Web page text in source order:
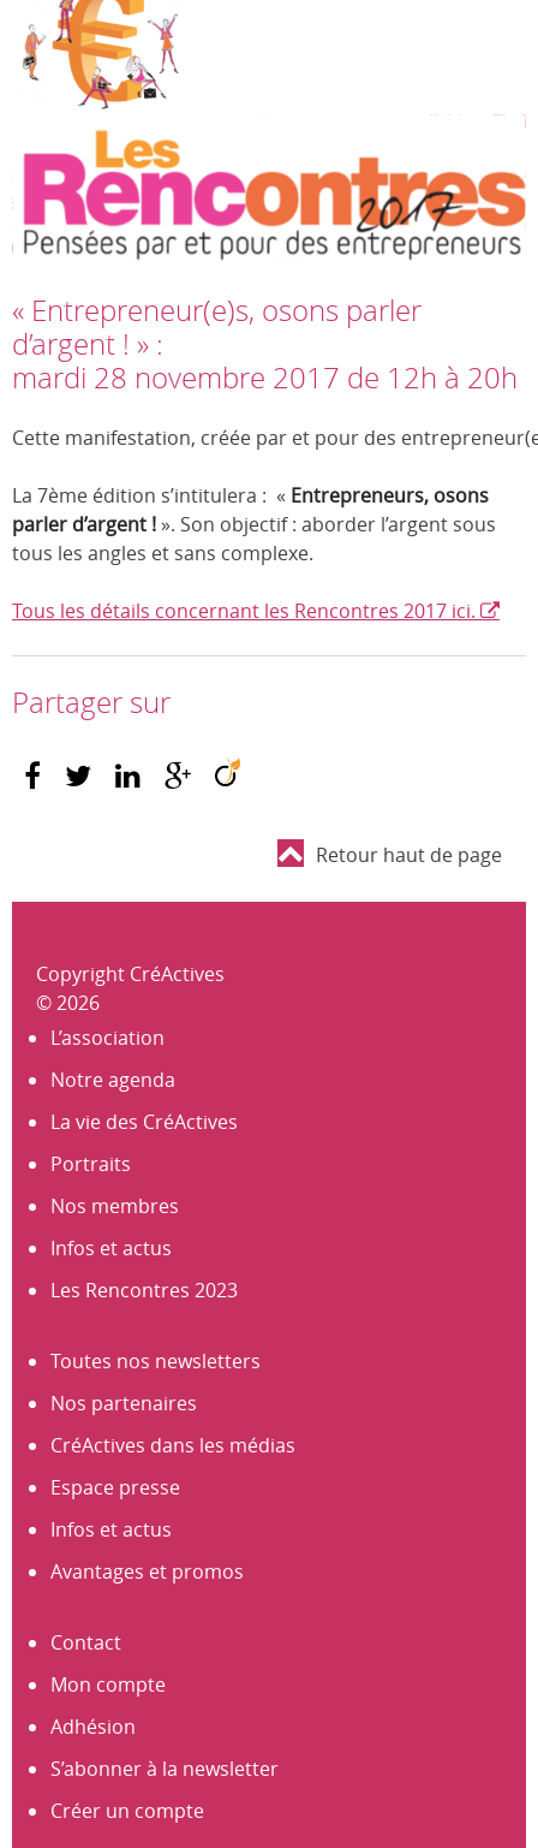
« Entrepreneur(e)s, osons parler
d’argent ! » :
mardi 28 novembre 2017 de 12h à 20h
Cette manifestation, créée par et pour des
La 7ème édition s’intitulera : « Entrepreneurs, osons
parler d’argent !». Son objectif : aborder l’argent sous
tous les angles et sans complexe.
Tous les détails concernant les Rencontres 2017 ici.
Partager sur
Retour haut de page
Copyright CréActives
© 2026
L’association
Notre agenda
La vie des CréActives
Portraits
Nos membres
Infos et actus
Les Rencontres 2023
Toutes nos newsletters
Nos partenaires
CréActives dans les médias
Espace presse
Infos et actus
Avantages et promos
Contact
Mon compte
Adhésion
S’abonner à la newsletter
Créer un compte